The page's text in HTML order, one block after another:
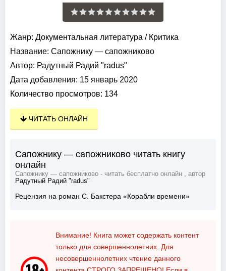
Жанр: Документальная литература / Критика
Название: Сапожнику — сапожниково
Автор: Радутный Радий "radus"
Дата добавления: 15 январь 2020
Количество просмотров: 134
ЧИТАТЬ ОНЛАЙН
Сапожнику — сапожниково читать книгу
онлайн
Сапожнику — сапожниково - читать бесплатно онлайн , автор
Радутный Радий "radus"
Рецензия на роман С. Бакстера «Корабли времени»
Внимание! Книга может содержать контент
только для совершеннолетних. Для
несовершеннолетних чтение данного